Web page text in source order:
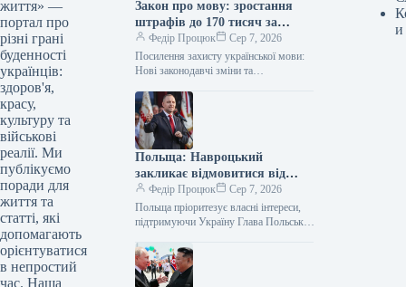
життя» —
портал про
різні грані
буденності
українців:
здоров'я,
красу,
культуру та
військові
реалії. Ми
публікуємо
поради для
життя та
статті, які
допомагають
орієнтуватися
в непростий
час. Наша
Закон про мову: зростання
штрафів до 170 тисяч за
порушення
Федір Процюк
Сер 7, 2026
Посилення захисту української мови:
Нові законодавчі зміни та
для зміцнення мовних позицій Комітет
з питань гуманітарної та…
Польща: Навроцький
закликає відмовитися від
бандерівських прапорів
Федір Процюк
Сер 7, 2026
Польща пріоритезує власні інтереси,
підтримуючи Україну Глава Польської
окреслив, що одним із ключових
національних інтересів країни…
и